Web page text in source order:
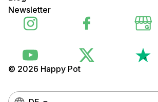
© 2026 Happy Pot
Newsletter